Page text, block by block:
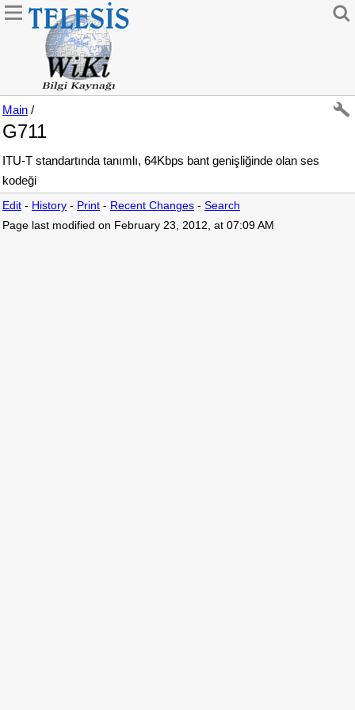
Main /
G711
ITU-T standartında tanımlı, 64Kbps bant genişliğinde olan ses
kodeği
Edit - History - Print - Recent Changes - Search
Page last modified on February 23, 2012, at 07:09 AM